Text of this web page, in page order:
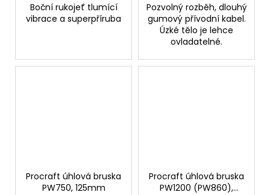
Boční rukojeť tlumící
vibrace a superpříruba
Pozvolný rozběh, dlouhý
gumový přívodní kabel.
Úzké tělo je lehce
ovladatelné.
Procraft úhlová bruska
PW750, 125mm
Procraft úhlová bruska
PW1200 (PW860),